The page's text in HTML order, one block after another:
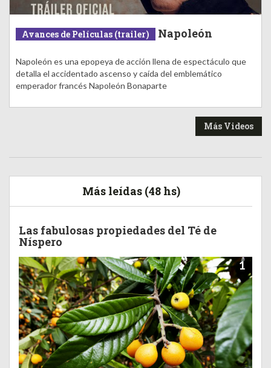
Avances de Películas (trailer) Napoleón
Napoleón es una epopeya de acción llena de espectáculo que
detalla el accidentado ascenso y caída del emblemático
emperador francés Napoleón Bonaparte
Más Videos
Más leídas (48 hs)
Las fabulosas propiedades del Té de
Níspero
1